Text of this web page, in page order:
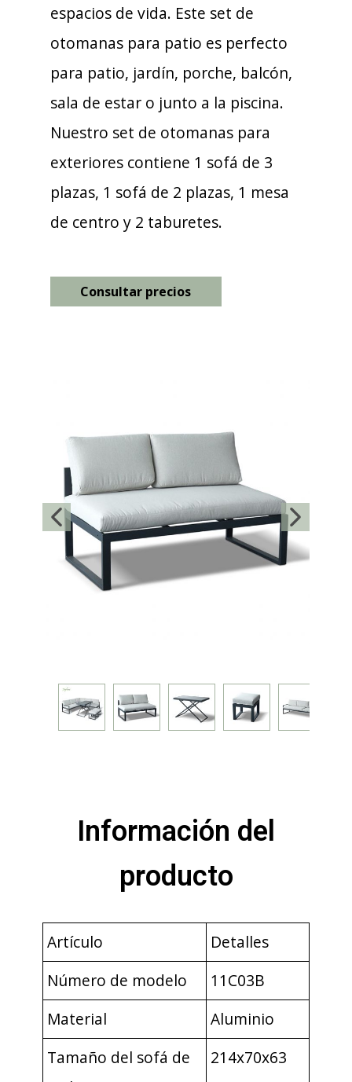
espacios de vida. Este set de
otomanas para patio es perfecto
para patio, jardín, porche, balcón,
sala de estar o junto a la piscina.
Nuestro set de otomanas para
exteriores contiene 1 sofá de 3
plazas, 1 sofá de 2 plazas, 1 mesa
de centro y 2 taburetes.
Consultar precios
Información del
producto
Artículo
Detalles
Número de modelo
11C03B
Material
Aluminio
Tamaño del sofá de
214x70x63